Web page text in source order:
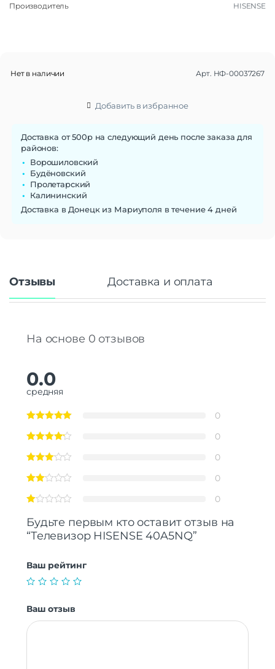
Производитель HISENSE
Нет в наличии Арт. НФ-00037267
Добавить в избранное
Доставка от 500р на следующий день после заказа для
районов:
Ворошиловский
Будёновский
Пролетарский
Калининский
Доставка в Донецк из Мариуполя в течение 4 дней
Отзывы Доставка и оплата
На основе 0 отзывов
0.0
средняя
0
0
0
0
0
Будьте первым кто оставит отзыв на
“Телевизор HISENSE 40A5NQ”
Ваш рейтинг
Ваш отзыв